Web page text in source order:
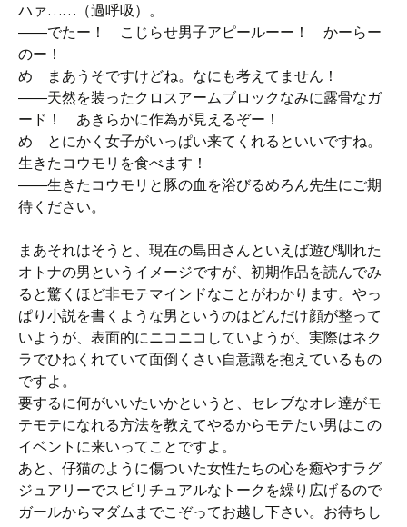
ハァ……（過呼吸）。
――でたー！ こじらせ男子アピールーー！ かーらー
のー！
め まあうそですけどね。なにも考えてません！
――天然を装ったクロスアームブロックなみに露骨なガ
ード！ あきらかに作為が見えるぞー！
め とにかく女子がいっぱい来てくれるといいですね。
生きたコウモリを食べます！
――生きたコウモリと豚の血を浴びるめろん先生にご期
待ください。
まあそれはそうと、現在の島田さんといえば遊び馴れた
オトナの男というイメージですが、初期作品を読んでみ
ると驚くほど非モテマインドなことがわかります。やっ
ぱり小説を書くような男というのはどんだけ顔が整って
いようが、表面的にニコニコしていようが、実際はネク
ラでひねくれていて面倒くさい自意識を抱えているもの
ですよ。
要するに何がいいたいかというと、セレブなオレ達がモ
テモテになれる方法を教えてやるからモテたい男はこの
イベントに来いってことですよ。
あと、仔猫のように傷ついた女性たちの心を癒やすラグ
ジュアリーでスピリチュアルなトークを繰り広げるので
ガールからマダムまでこぞってお越し下さい。お待ちし